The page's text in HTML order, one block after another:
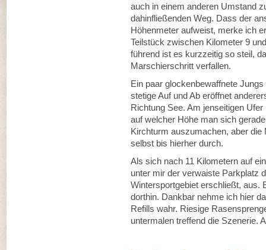
auch in einem anderen Umstand
dahinfließenden Weg. Dass der
Höhenmeter aufweist, merke ich
Teilstück zwischen Kilometer 9
führend ist es kurzzeitig so steil,
Marschierschritt verfallen.
Ein paar glockenbewaffnete
stetige Auf und Ab eröffnet
Richtung See. Am jenseitigen
auf welcher Höhe man sich
Kirchturm auszumachen, aber
selbst bis hierher durch.
Als sich nach 11 Kilometern auf
unter mir der verwaiste Parkplatz
Wintersportgebiet erschließt, aus.
dorthin. Dankbar nehme ich hier
Refills wahr. Riesige
untermalen treffend die Szenerie.